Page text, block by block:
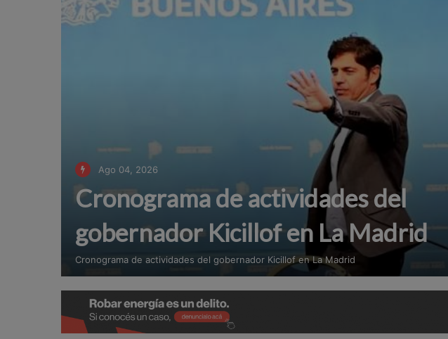
Ago 04, 2026
Cronograma de actividades del
gobernador Kicillof en La Madrid
Cronograma de actividades del gobernador Kicillof en La Madrid